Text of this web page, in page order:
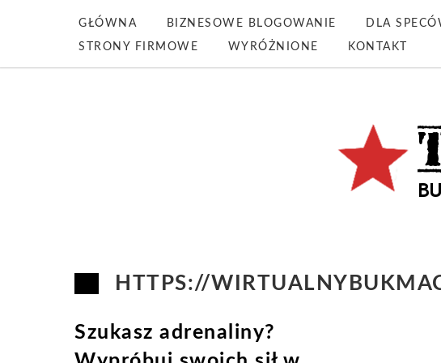
GŁÓWNA BIZNESOWE BLOGOWANIE DLA
STRONY FIRMOWE WYRÓŻNIONE KONTAKT
HTTPS://
Szukasz adrenaliny?